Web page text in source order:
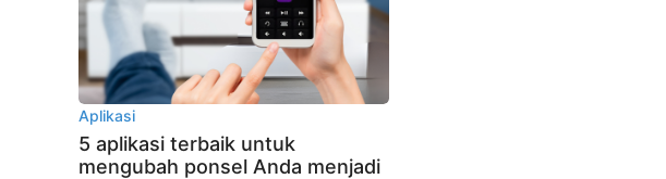
Aplikasi
5 aplikasi terbaik untuk
mengubah ponsel Anda menjadi